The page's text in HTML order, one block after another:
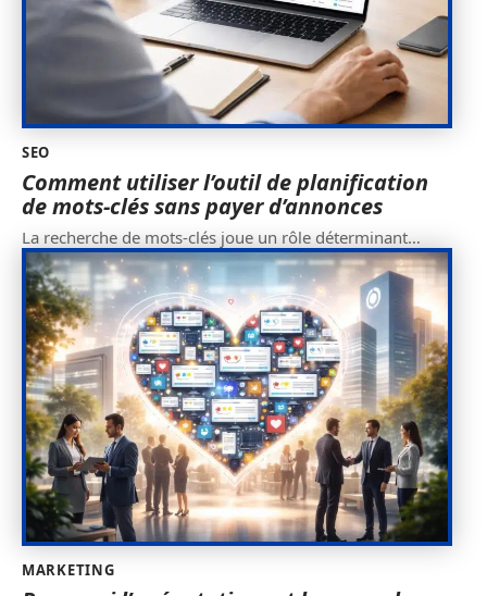
SEO
Comment utiliser l’outil de planification
de mots-clés sans payer d’annonces
La recherche de mots-clés joue un rôle déterminant…
MARKETING